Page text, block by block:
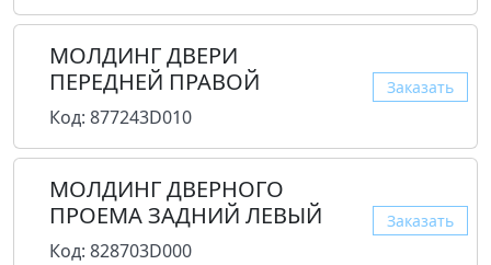
МОЛДИНГ ДВЕРИ
ПЕРЕДНЕЙ ПРАВОЙ
Код: 877243D010
Заказать
МОЛДИНГ ДВЕРНОГО
ПРОЕМА ЗАДНИЙ ЛЕВЫЙ
Код: 828703D000
Заказать